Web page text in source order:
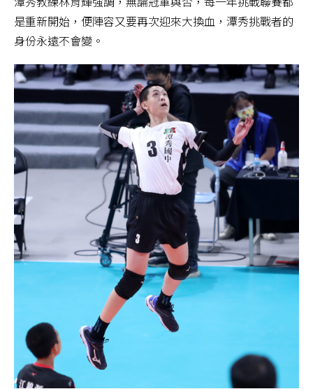
潭秀教練林育輝強調，無論冠軍與否，每一年挑戰聯賽都
是重新開始，便陣容又要再次迎來大換血，潭秀挑戰者的
身份永遠不會變。